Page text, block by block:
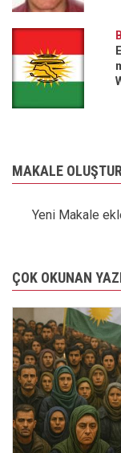
MAKALE
Yeni Makale
ÇOK OKUNAN